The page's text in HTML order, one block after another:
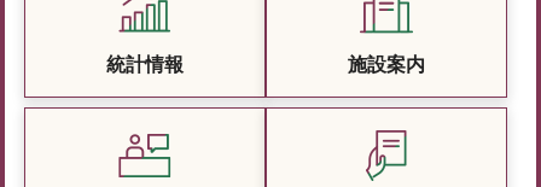
統計情報 施設案内